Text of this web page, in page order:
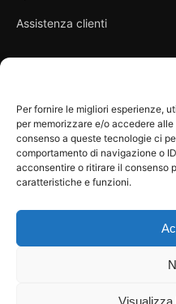
Per fornire le migliori esperienze,
per memorizzare e/o accedere
consenso a queste tecnologie ci
comportamento di navigazione o
acconsentire o ritirare il consenso
caratteristiche e funzioni.
Visualizza
Assistenza clienti
Privacy Policy
Condizioni di vendita